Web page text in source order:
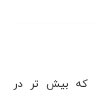
که بیش تر در